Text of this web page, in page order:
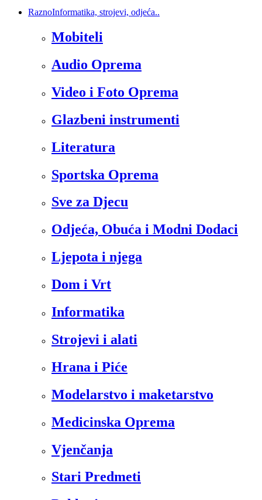
RaznoInformatika, strojevi, odjeća..
Mobiteli
Audio Oprema
Video i Foto Oprema
Glazbeni instrumenti
Literatura
Sportska Oprema
Sve za Djecu
Odjeća, Obuća i Modni Dodaci
Ljepota i njega
Dom i Vrt
Informatika
Strojevi i alati
Hrana i Piće
Modelarstvo i maketarstvo
Medicinska Oprema
Vjenčanja
Stari Predmeti